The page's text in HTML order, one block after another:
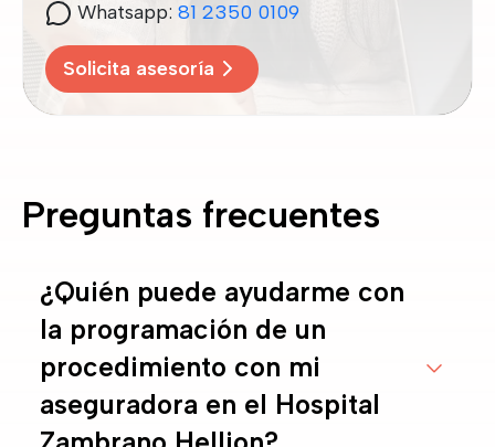
Whatsapp: 81 2350 0109
Solicita asesoría
Preguntas frecuentes
¿Quién puede ayudarme con
la programación de un
procedimiento con mi
aseguradora en el Hospital